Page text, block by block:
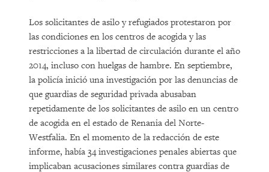
Los solicitantes de asilo y refugiados protestaron por
las condiciones en los centros de acogida y las
restricciones a la libertad de circulación durante el año
2014, incluso con huelgas de hambre. En septiembre,
la policía inició una investigación por las denuncias de
que guardias de seguridad privada abusaban
repetidamente de los solicitantes de asilo en un centro
de acogida en el estado de Renania del Norte-
Westfalia. En el momento de la redacción de este
informe, había 34 investigaciones penales abiertas que
implicaban acusaciones similares contra guardias de